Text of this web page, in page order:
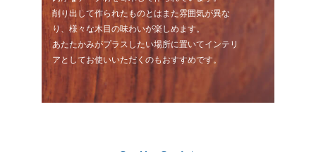
削り出して作られたものとはまた雰囲気が異な
り、様々な木目の味わいが楽しめます。
あたたかみがプラスしたい場所に置いてインテリ
アとしてお使いいただくのもおすすめです。